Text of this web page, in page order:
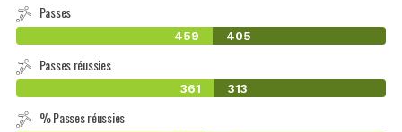
Passes
459 405
Passes réussies
361 313
% Passes réussies